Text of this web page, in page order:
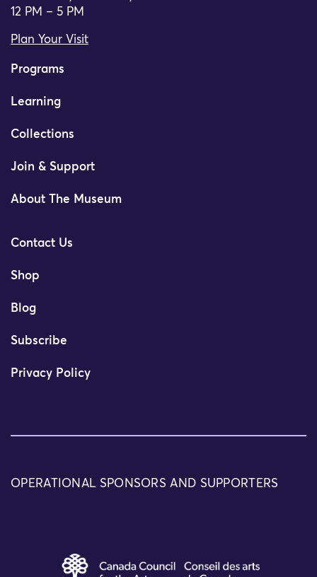
12 PM – 5 PM
Plan Your Visit
Programs
Learning
Collections
Join & Support
About The Museum
Contact Us
Shop
Blog
Subscribe
Privacy Policy
OPERATIONAL SPONSORS AND SUPPORTERS